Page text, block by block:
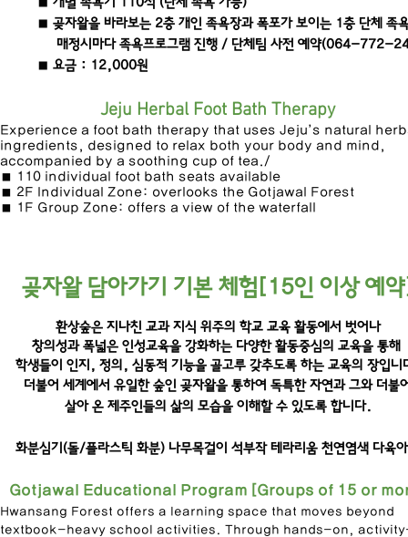
■ 곶자왈을 바라보는 2층 개인 족욕장과 폭포가 보이는 1층 단체 족
매정시마다 족욕프로그램 진행 / 단체팀 사전 예약(064-772-
■ 요금 : 12,000원
Jeju Herbal Foot Bath Therapy
Experience a foot bath therapy that uses Jeju’s natural
ingredients, designed to relax both your body and mind,
accompanied by a soothing cup of tea./
■ 110 individual foot bath seats available
■ 2F Individual Zone: overlooks the Gotjawal Forest
■ 1F Group Zone: offers a view of the waterfall
곶자왈 담아가기 기본 체험[15인 이상 예
환상숲은 지나친 교과 지식 위주의 학교 교육 활동에서 벗어나
창의성과 폭넓은 인성교육을 강화하는 다양한 활동중심의 교육을 통해
학생들이 인지, 정의, 심동적 기능을 골고루 갖추도록 하는 교육의 장입니
더불어 세계에서 유일한 숲인 곶자왈을 통하여 독특한 자연과 그와 더불
살아 온 제주인들의 삶의 모습을 이해할 수 있도록 합니다.
화분심기(돌/플라스틱 화분) 나무목걸이 석부작 테라리움 천연염색 다육
Gotjawal Educational Program [Groups of 15 or
Hwansang Forest offers a learning space that moves beyond
textbook-heavy school activities. Through hands-on,